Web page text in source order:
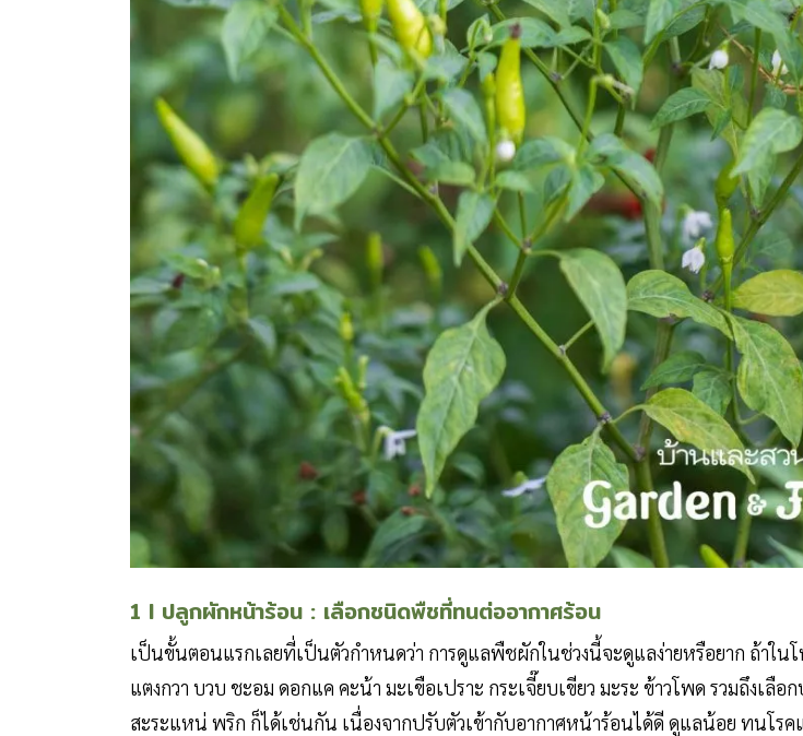
1 I ปลูกผักหน้าร้อน : เลือกชนิดพืชที่ทนต่ออากาศร้อน
เป็นขั้นตอนแรกเลยที่เป็นตัวกำหนดว่า การดูแลพืชผักในช่วงนี้จะดูแลง่ายหรือยาก ถ้าใ
แตงกวา บวบ ชะอม ดอกแค คะน้า มะเขือเปราะ กระเจี๊ยบเขียว มะระ ข้าวโพด รวมถึงเ
สะระแหน่ พริก ก็ได้เช่นกัน เนื่องจากปรับตัวเข้ากับอากาศหน้าร้อนได้ดี ดูแลน้อย ทนโรค